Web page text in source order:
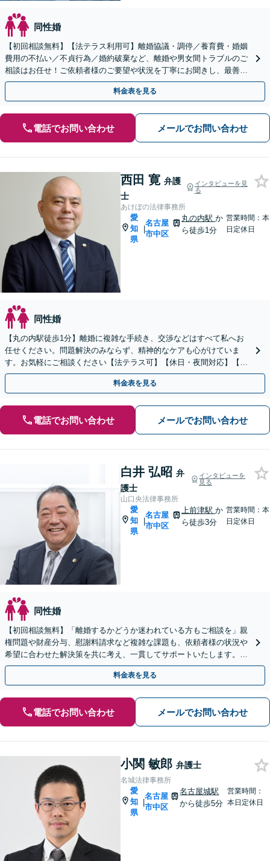
同性婚
【初回相談無料】【法テラス利用可】離婚協議・調停／養育費・婚姻
費用の不払い／不貞行為／婚約破棄など、離婚や男女間トラブルのご
相談はお任せ！ご依頼者様のご要望や状況を丁寧にお聞きし、最善の
解決へ向けて尽力します【相談室完全個室】【金山駅5分】
料金表を見る
電話でお問い合わせ メールでお問い合わせ
西田 寛 弁護
士
インタビューを見
る
あけぼの法律事務所
愛
知
県
|
名古屋
市中区
丸の内駅か
ら徒歩1分
営業時間：本
日定休日
同性婚
【丸の内駅徒歩1分】離婚に複雑な手続き、交渉などはすべて私へお
任せください。問題解決のみならず、精神的なケアも心がけていま
す。お気軽にご相談ください【法テラス可】【休日・夜間対応】【初
回相談30分無料】企業勤めの経験がある弁護士です。
料金表を見る
電話でお問い合わせ メールでお問い合わせ
白井 弘昭 弁
護士
インタビューを
見る
山口央法律事務所
愛
知
県
|
名古屋
市中区
上前津駅か
ら徒歩3分
営業時間：本
日定休日
同性婚
【初回相談無料】「離婚するかどうか迷われている方もご相談を」親
権問題や財産分与、慰謝料請求など複雑な課題も、依頼者様の状況や
希望に合わせた解決策を共に考え、一貫してサポートいたします。
「熟年離婚のご相談もお任せください」【休日・夜間相談可】
料金表を見る
電話でお問い合わせ メールでお問い合わせ
小関 敏郎 弁護士
名城法律事務所
愛
知
県
|
名古屋
市中区
名古屋城駅
から徒歩5分
営業時間：
本日定休日